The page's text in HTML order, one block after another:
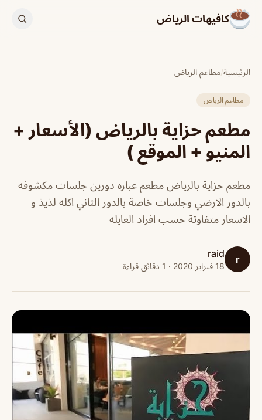
كافيهات الرياض
الرئيسية/مطاعم الرياض
مطاعم الرياض
مطعم حزاية بالرياض (الأسعار +
المنيو + الموقع )
مطعم حزاية بالرياض مطعم عباره دورين جلسات مكشوفه
بالدور الارضي وجلسات خاصة بالدور الثاني اكله لذيذ و
الاسعار متفاوتة حسب افراد العايله
r
raid
18 فبراير 2020 · 1 دقائق قراءة